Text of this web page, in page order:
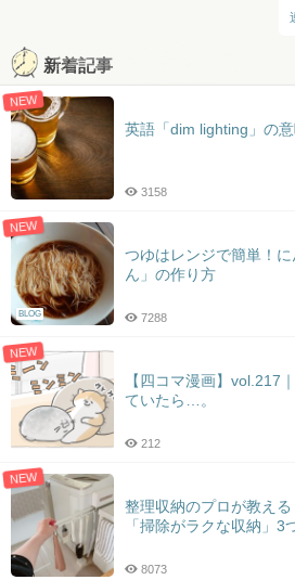
新着記事
NEW
英語「dim lighting」の
3158
NEW
BLOG
つゆはレンジで簡単！
ん」の作り方
7288
NEW
【四コマ漫画】vol.217
ていたら…。
212
NEW
整理収納のプロが教え
「掃除がラクな収納」3
8073